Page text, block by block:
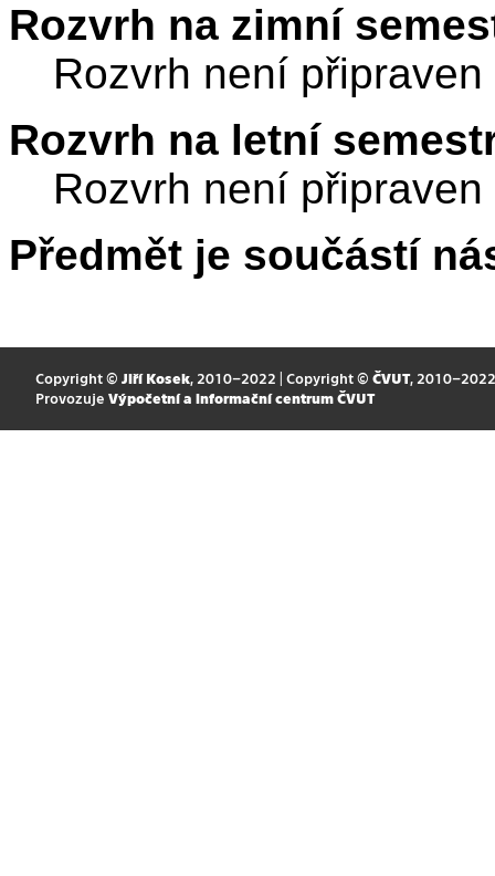
Rozvrh na zimní
Rozvrh není připraven
Rozvrh na letní
Rozvrh není připraven
Předmět je součástí
Copyright © Jiří Kosek, 2010–2022 | Copyright © ČVUT, 2010–2022
Provozuje Výpočetní a informační centrum ČVUT